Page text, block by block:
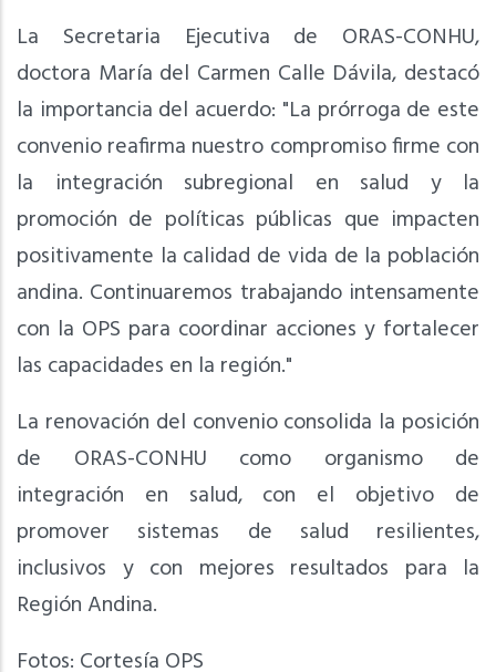
La Secretaria Ejecutiva de ORAS-CONHU,
doctora María del Carmen Calle Dávila, destacó
la importancia del acuerdo: "La prórroga de este
convenio reafirma nuestro compromiso firme con
la integración subregional en salud y la
promoción de políticas públicas que impacten
positivamente la calidad de vida de la población
andina. Continuaremos trabajando intensamente
con la OPS para coordinar acciones y fortalecer
las capacidades en la región."
La renovación del convenio consolida la posición
de ORAS-CONHU como organismo de
integración en salud, con el objetivo de
promover sistemas de salud resilientes,
inclusivos y con mejores resultados para la
Región Andina.
Fotos: Cortesía OPS